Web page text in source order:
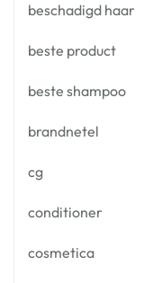
beschadigd haar
beste product
beste shampoo
brandnetel
cg
conditioner
cosmetica